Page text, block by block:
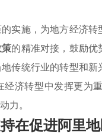
实施，为地方经济
的精准对接，鼓励
传统行业的转型和
济转型中发挥更为
力。
在促进阿里